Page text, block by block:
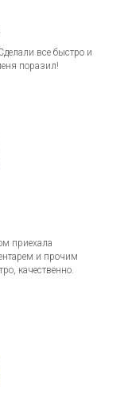
все быстро и
поразил!
приехала
и прочим
качественно.